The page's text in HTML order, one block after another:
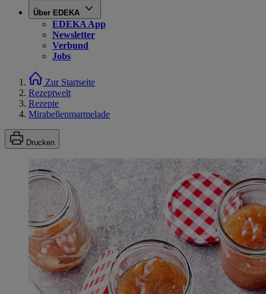
Über EDEKA
EDEKA App
Newsletter
Verbund
Jobs
Zur Startseite
Rezeptwelt
Rezepte
Mirabellenmarmelade
Drucken